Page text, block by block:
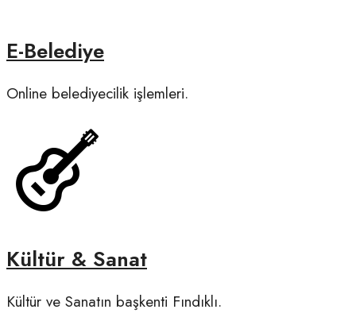
E-Belediye
Online belediyecilik işlemleri.
Kültür & Sanat
Kültür ve Sanatın başkenti Fındıklı.